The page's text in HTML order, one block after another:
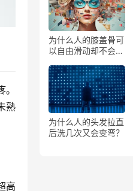
熟
高
为什么人的膝盖骨可
以自由滑动却不会掉
为什么人的头发拉直
后洗几次又会变弯？